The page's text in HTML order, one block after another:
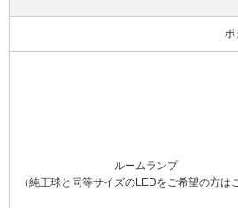
ポ
ルームランプ
（純正球と同等サイズのLEDをご希望の方は